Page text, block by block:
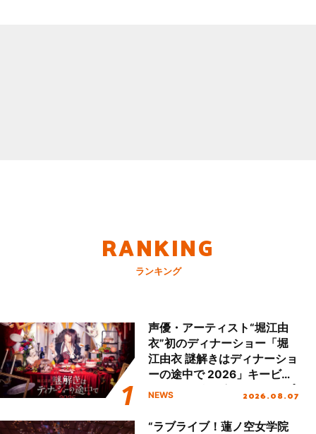
RANKING
ランキング
声優・アーティスト“堀江由
衣”初のディナーショー「堀
江由衣 謎解きはディナーショ
ーの途中で 2026」キービジ
ュアル＆グッズラインナップ
NEWS 2026.08.07
“ラブライブ！蓮ノ空女学院